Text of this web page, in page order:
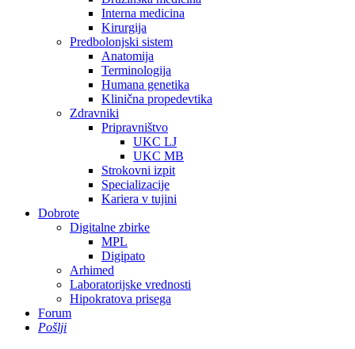
Interna medicina
Kirurgija
Predbolonjski sistem
Anatomija
Terminologija
Humana genetika
Klinična propedevtika
Zdravniki
Pripravništvo
UKC LJ
UKC MB
Strokovni izpit
Specializacije
Kariera v tujini
Dobrote
Digitalne zbirke
MPL
Digipato
Arhimed
Laboratorijske vrednosti
Hipokratova prisega
Forum
Pošlji